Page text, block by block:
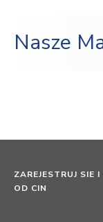
Nasze
ZAREJESTRUJ SIE
OD CIN